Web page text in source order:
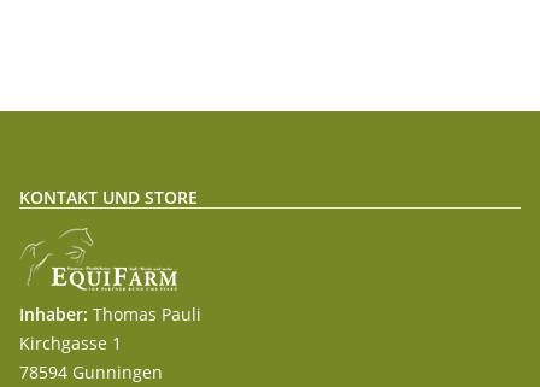
KONTAKT UND STORE
Inhaber: Thomas Pauli
Kirchgasse 1
78594 Gunningen